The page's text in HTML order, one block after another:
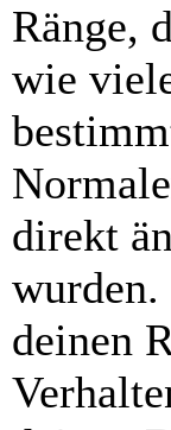
Ränge,
wie
direkt
deinen